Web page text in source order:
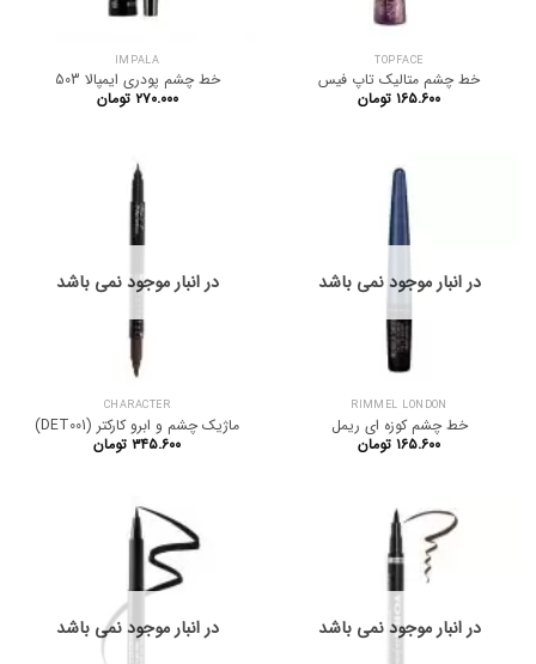
TOPFACE
خط چشم متالیک تاپ فیس
۱۶۵.۶۰۰ تومان
IMPALA
خط چشم پودری ایمپالا 503
۲۷۰.۰۰۰ تومان
در انبار موجود نمی باشد
RIMMEL LONDON
خط چشم کوزه ای ریمل
۱۶۵.۶۰۰ تومان
در انبار موجود نمی باشد
CHARACTER
ماژیک چشم و ابرو کارکتر (DET001)
۳۴۵.۶۰۰ تومان
در انبار موجود نمی باشد در انبار موجود نمی باشد